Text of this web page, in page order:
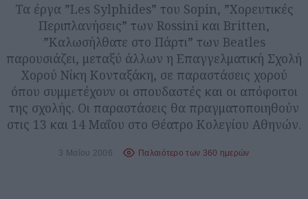
Τα έργα ”Les Sylphides” του Sopin, ”Χορευτικές
Περιπλανήσεις” των Rossini και Britten,
”Καλωσήλθατε στο Πάρτι” των Beatles
παρουσιάζει, μεταξύ άλλων η Επαγγελματική Σχολή
Χορού Νίκη Κονταξάκη, σε παραστάσεις χορού
όπου συμμετέχουν οι σπουδαστές και οι απόφοιτοι
της σχολής. Οι παραστάσεις θα πραγματοποιηθούν
στις 13 και 14 Μαΐου στο Θέατρο Κολεγίου Αθηνών.
3 Μαΐου 2006 Παλαιότερο των 360 ημερών